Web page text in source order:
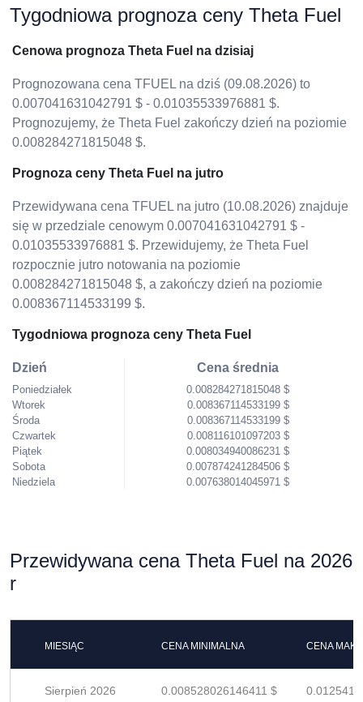
Tygodniowa prognoza ceny Theta Fuel
Cenowa prognoza Theta Fuel na dzisiaj
Prognozowana cena TFUEL na dziś (09.08.2026) to
0.007041631042791 $ - 0.01035533976881 $.
Prognozujemy, że Theta Fuel zakończy dzień na poziomie
0.008284271815048 $.
Prognoza ceny Theta Fuel na jutro
Przewidywana cena TFUEL na jutro (10.08.2026) znajduje
się w przedziale cenowym 0.007041631042791 $ -
0.01035533976881 $. Przewidujemy, że Theta Fuel
rozpocznie jutro notowania na poziomie
0.008284271815048 $, a zakończy dzień na poziomie
0.008367114533199 $.
Tygodniowa prognoza ceny Theta Fuel
Dzień
Poniedziałek
Wtorek
Środa
Czwartek
Piątek
Sobota
Niedziela
Cena średnia
0.008284271815048 $
0.008367114533199 $
0.008367114533199 $
0.008116101097203 $
0.008034940086231 $
0.007874241284506 $
0.007638014045971 $
Przewidywana cena Theta Fuel na 2026
r
MIESIĄC CENA MINIMALNA CENA
Sierpień 2026 0.008528026146411 $